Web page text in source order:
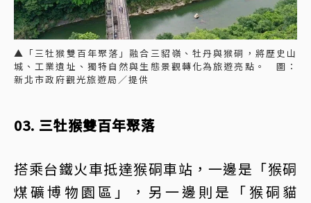
▲「三牡猴雙百年聚落」融合三貂嶺、牡丹與猴硐，將歷史山
城、工業遺址、獨特自然與生態景觀轉化為旅遊亮點。 圖：
新北市政府觀光旅遊局／提供
03. 三牡猴雙百年聚落
搭乘台鐵火車抵達猴硐車站，一邊是「猴硐
煤礦博物園區」，另一邊則是「猴硐貓